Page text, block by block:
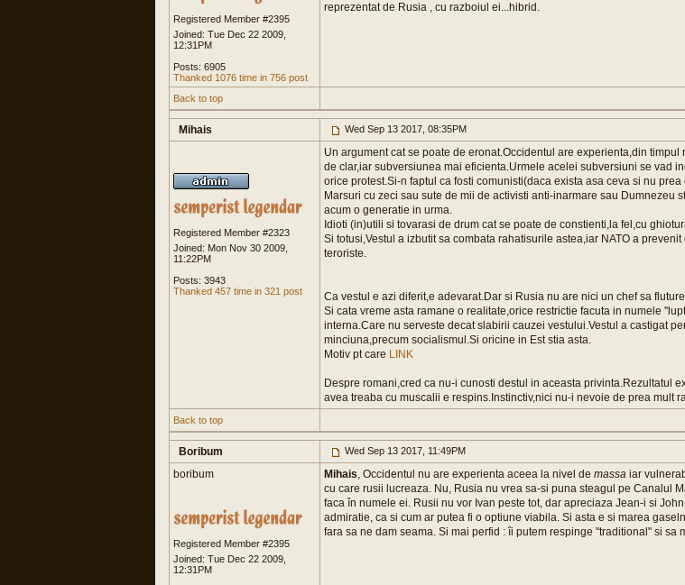
Registered Member #2395
Joined: Tue Dec 22 2009,
12:31PM
Posts: 6905
Thanked 1076 time in 756 post
reprezentat de Rusia , cu razboiul ei...hibrid.
Back to top
Mihais Wed Sep 13 2017, 08:35PM
Registered Member #2323
Joined: Mon Nov 30 2009,
11:22PM
Posts: 3943
Thanked 457 time in 321 post
Un argument cat se poate de eronat.Occidentul are experienta,din
de clar,iar subversiunea mai eficienta.Urmele acelei subversiuni se vad
orice protest.Si-n faptul ca fosti comunisti(daca exista asa ceva si nu
Marsuri cu zeci sau sute de mii de activisti anti-inarmare sau Dumnezeu
acum o generatie in urma.
Idioti (in)utili si tovarasi de drum cat se poate de constienti,la fel,cu
Si totusi,Vestul a izbutit sa combata rahatisurile astea,iar NATO a
teroriste.
Ca vestul e azi diferit,e adevarat.Dar si Rusia nu are nici un chef sa
Si cata vreme asta ramane o realitate,orice restrictie facuta in numele
interna.Care nu serveste decat slabirii cauzei vestului.Vestul a castigat
minciuna,precum socialismul.Si oricine in Est stia asta.
Motiv pt care LINK
Despre romani,cred ca nu-i cunosti destul in aceasta privinta.Rezultatul
avea treaba cu muscalii e respins.Instinctiv,nici nu-i nevoie de prea mult
Back to top
Boribum Wed Sep 13 2017, 11:49PM
boribum
Registered Member #2395
Joined: Tue Dec 22 2009,
12:31PM
Mihais, Occidentul nu are experienta aceea la nivel de massa iar
cu care rusii lucreaza. Nu, Rusia nu vrea sa-si puna steagul pe Canalul
faca în numele ei. Rusii nu vor Ivan peste tot, dar apreciaza Jean-i si
admiratie, ca si cum ar putea fi o optiune viabila. Si asta e si marea
fara sa ne dam seama. Si mai perfid : îi putem respinge "traditional" si sa